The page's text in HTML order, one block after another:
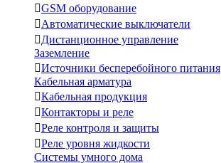
GSM оборудование
Автоматические выключатели
Дистанционное управление
Заземление
Источники бесперебойного питания
Кабельная арматура
Кабельная продукция
Контакторы и реле
Реле контроля и защиты
Реле уровня жидкости
Системы умного дома